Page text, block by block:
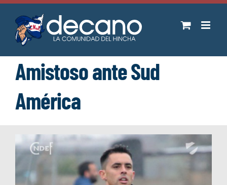
Saltar
contenido
Amistoso ante Sud
América